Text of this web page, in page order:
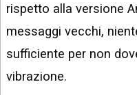
rispetto alla versione
messaggi vecchi,
sufficiente per non
vibrazione.